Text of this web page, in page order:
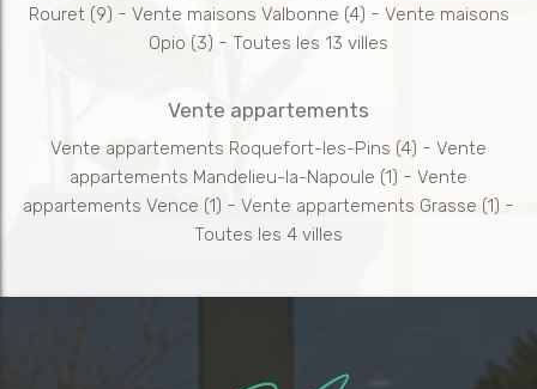
Rouret(9) - Vente maisons Valbonne (4) - Vente maisons
Opio (3) - Toutes les 13 villes
Vente appartements
Vente appartements Roquefort-les-Pins (4) - Vente
appartements Mandelieu-la-Napoule (1) - Vente
appartements Vence (1) - Vente appartements Grasse (1) -
Toutes les 4 villes